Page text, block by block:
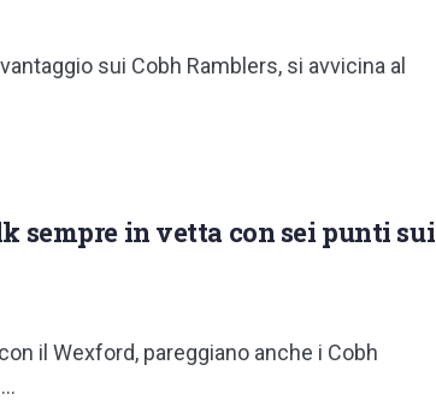
sui Cobh Ramblers, si avvicina al
sempre in vetta con sei punti sui
il Wexford, pareggiano anche i Cobh